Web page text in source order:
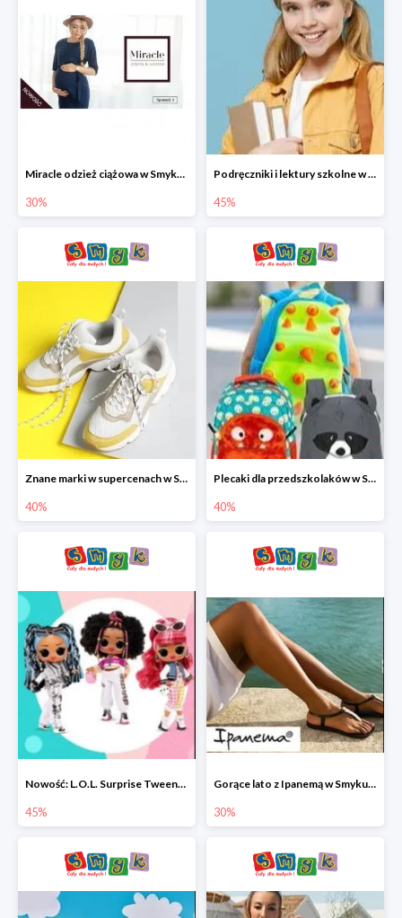
Miracle odzież ciążowa w Smyku co -30%
30%
Podręczniki i lektury szkolne w Smyku do -45%
45%
Znane marki w supercenach w Smyku - buty do -40%
40%
Plecaki dla przedszkolaków w Smyku do -40%
40%
Nowość: L.O.L. Surprise Tweens Doll w Smyku do -45%
45%
Gorące lato z Ipanemą w Smyku do -30%
30%